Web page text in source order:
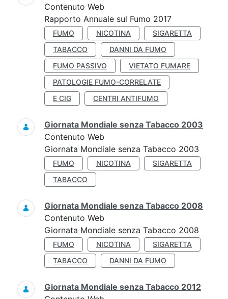
Contenuto Web
Rapporto Annuale sul Fumo 2017
FUMO NICOTINA
SIGARETTA
TABACCO
DANNI DA FUMO
FUMO PASSIVO
VIETATO FUMARE
PATOLOGIE FUMO-CORRELATE
E CIG
CENTRI ANTIFUMO
Giornata Mondiale senza Tabacco 2003
Contenuto Web
Giornata Mondiale senza Tabacco 2003
FUMO NICOTINA
SIGARETTA
TABACCO
Giornata Mondiale senza Tabacco 2008
Contenuto Web
Giornata Mondiale senza Tabacco 2008
FUMO NICOTINA
SIGARETTA
TABACCO
DANNI DA FUMO
Giornata Mondiale senza Tabacco 2012